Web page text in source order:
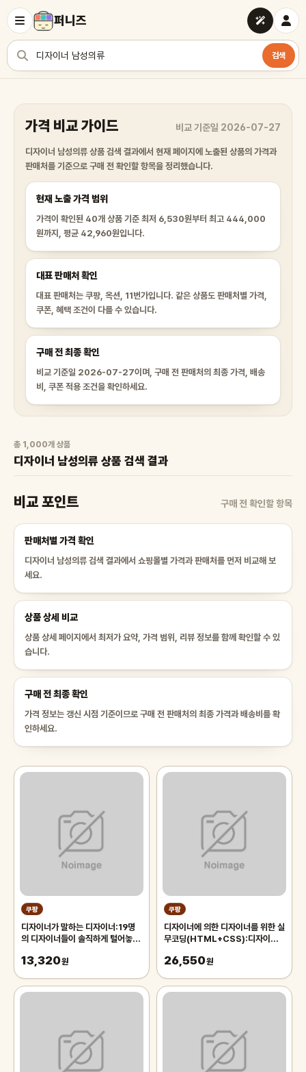
퍼니즈
상품 검색
검색
가격 비교 가이드 비교 기준일 2026-07-27
디자이너 남성의류 상품 검색 결과에서 현재 페이지에 노출된 상품의 가격과
판매처를 기준으로 구매 전 확인할 항목을 정리했습니다.
현재 노출 가격 범위
가격이 확인된 40개 상품 기준 최저 6,530원부터 최고 444,000
원까지, 평균 42,960원입니다.
대표 판매처 확인
대표 판매처는 쿠팡, 옥션, 11번가입니다. 같은 상품도 판매처별 가격,
쿠폰, 혜택 조건이 다를 수 있습니다.
구매 전 최종 확인
비교 기준일 2026-07-27이며, 구매 전 판매처의 최종 가격, 배송
비, 쿠폰 적용 조건을 확인하세요.
총 1,000개 상품
디자이너 남성의류 상품 검색 결과
비교 포인트 구매 전 확인할 항목
판매처별 가격 확인
디자이너 남성의류 검색 결과에서 쇼핑몰별 가격과 판매처를 먼저 비교해 보
세요.
상품 상세 비교
상품 상세 페이지에서 최저가 요약, 가격 범위, 리뷰 정보를 함께 확인할 수 있
습니다.
구매 전 최종 확인
가격 정보는 갱신 시점 기준이므로 구매 전 판매처의 최종 가격과 배송비를 확
인하세요.
쿠팡
디자이너가 말하는 디자이너:19명
의 디자이너들이 솔직하게 털어놓은
13,320원
쿠팡
디자이너에 의한 디자이너를 위한 실
무코딩(HTML+CSS):디자이너
래밍 입문
26,550원